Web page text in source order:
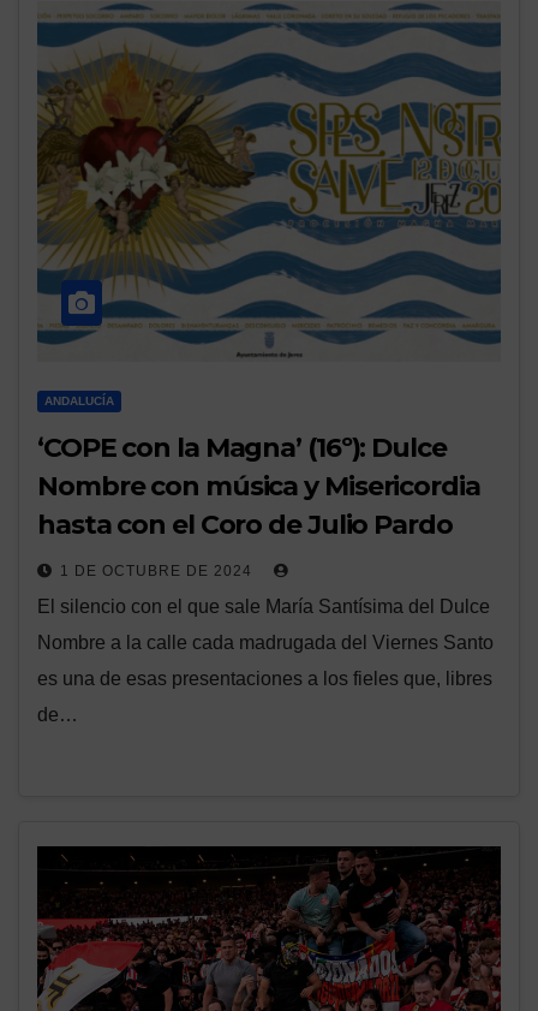
ANDALUCÍA
‘COPE con la Magna’ (16º): Dulce
Nombre con música y Misericordia
hasta con el Coro de Julio Pardo
1 DE OCTUBRE DE 2024
El silencio con el que sale María Santísima del Dulce
Nombre a la calle cada madrugada del Viernes Santo
es una de esas presentaciones a los fieles que, libres
de…